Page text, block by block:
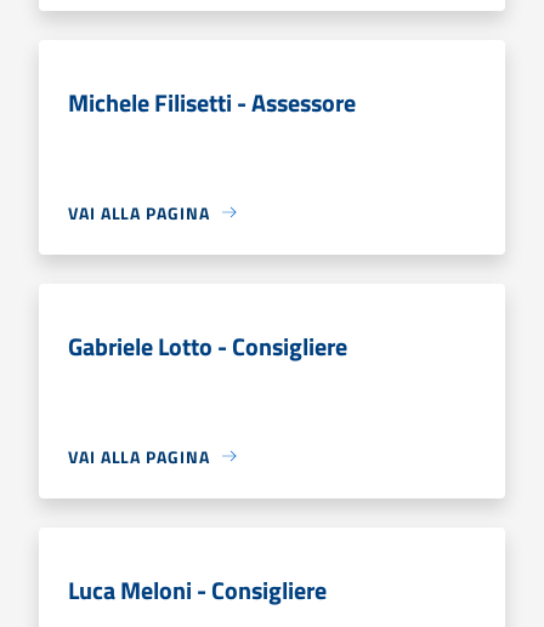
Michele Filisetti - Assessore
VAI ALLA PAGINA
Gabriele Lotto - Consigliere
VAI ALLA PAGINA
Luca Meloni - Consigliere